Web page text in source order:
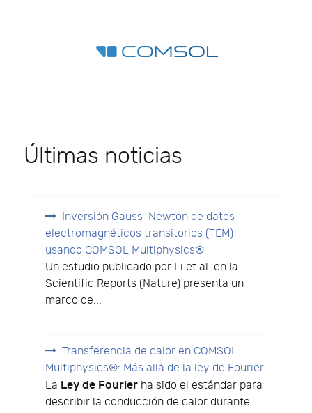
Últimas noticias
Inversión Gauss-Newton de datos
electromagnéticos transitorios (TEM)
usando COMSOL Multiphysics®
Un estudio publicado por Li et al. en la
Scientific Reports (Nature) presenta un
marco de...
Transferencia de calor en COMSOL
Multiphysics®: Más allá de la ley de Fourier
La Ley de Fourier ha sido el estándar para
describir la conducción de calor durante